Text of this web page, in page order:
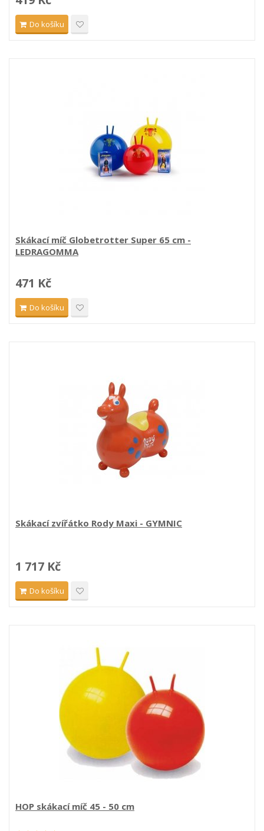
Do košíku
Skákací míč Globetrotter Super 65 cm -
LEDRAGOMMA
471 Kč
Do košíku
Skákací zvířátko Rody Maxi - GYMNIC
1 717 Kč
Do košíku
HOP skákací míč 45 - 50 cm